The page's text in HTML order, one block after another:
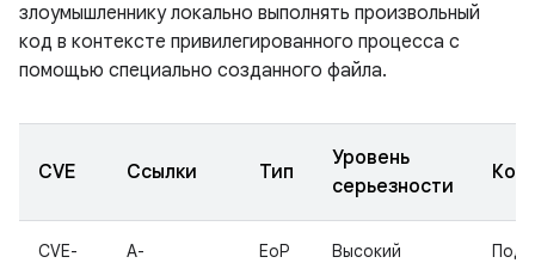
злоумышленнику локально выполнять произвольный
код в контексте привилегированного процесса с
помощью специально созданного файла.
CVE Ссылки Тип
Уровень
серьезности
CVE-
A-
EoP Высокий